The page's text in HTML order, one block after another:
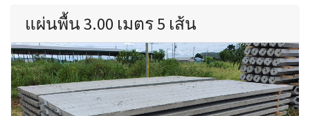
แผ่นพื้น 3.00 เมตร 5 เส้น